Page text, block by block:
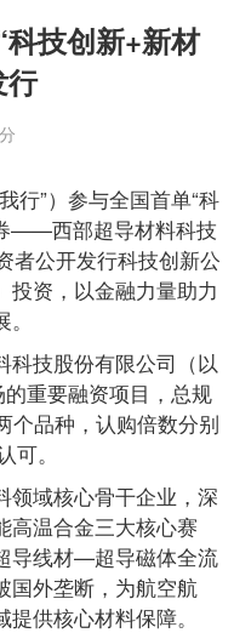
技创新+新材
行
行”）参与全国首单“科
——西部超导材料科技
者公开发行科技创新公
投资，以金融力量助力
科技股份有限公司（以
重要融资项目，总规
个品种，认购倍数分别
。
领域核心骨干企业，深
高温合金三大核心赛
导线材—超导磁体全流
国外垄断，为航空航
供核心材料保障。